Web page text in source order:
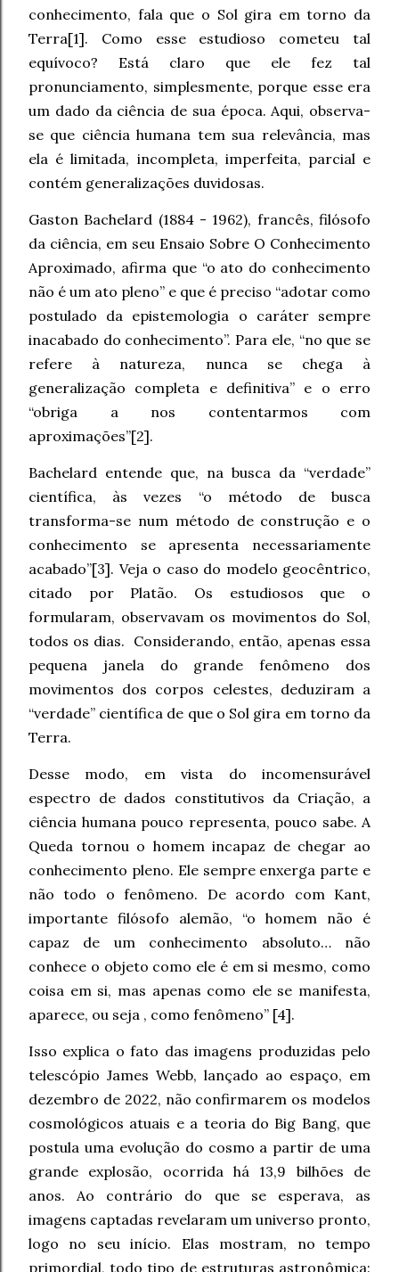
conhecimento, fala que o Sol gira em torno da
Terra[1]. Como esse estudioso cometeu tal
equívoco? Está claro que ele fez tal
pronunciamento, simplesmente, porque esse era
um dado da ciência de sua época. Aqui, observa-
se que ciência humana tem sua relevância, mas
ela é limitada, incompleta, imperfeita, parcial e
contém generalizações duvidosas.
Gaston Bachelard (1884 - 1962), francês, filósofo
da ciência, em seu Ensaio Sobre O Conhecimento
Aproximado, afirma que “o ato do conhecimento
não é um ato pleno” e que é preciso “adotar como
postulado da epistemologia o caráter sempre
inacabado do conhecimento”. Para ele, “no que se
refere à natureza, nunca se chega à
generalização completa e definitiva” e o erro
“obriga a nos contentarmos com
aproximações”[2].
Bachelard entende que, na busca da “verdade”
científica, às vezes “o método de busca
transforma-se num método de construção e o
conhecimento se apresenta necessariamente
acabado”[3]. Veja o caso do modelo geocêntrico,
citado por Platão. Os estudiosos que o
formularam, observavam os movimentos do Sol,
todos os dias. Considerando, então, apenas essa
pequena janela do grande fenômeno dos
movimentos dos corpos celestes, deduziram a
“verdade” científica de que o Sol gira em torno da
Terra.
Desse modo, em vista do incomensurável
espectro de dados constitutivos da Criação, a
ciência humana pouco representa, pouco sabe. A
Queda tornou o homem incapaz de chegar ao
conhecimento pleno. Ele sempre enxerga parte e
não todo o fenômeno. De acordo com Kant,
importante filósofo alemão, “o homem não é
capaz de um conhecimento absoluto… não
conhece o objeto como ele é em si mesmo, como
coisa em si, mas apenas como ele se manifesta,
aparece, ou seja , como fenômeno” [4].
Isso explica o fato das imagens produzidas pelo
telescópio James Webb, lançado ao espaço, em
dezembro de 2022, não confirmarem os modelos
cosmológicos atuais e a teoria do Big Bang, que
postula uma evolução do cosmo a partir de uma
grande explosão, ocorrida há 13,9 bilhões de
anos. Ao contrário do que se esperava, as
imagens captadas revelaram um universo pronto,
logo no seu início. Elas mostram, no tempo
primordial, todo tipo de estruturas astronômica: